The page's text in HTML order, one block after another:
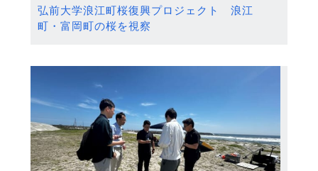
弘前大学浪江町桜復興プロジェクト 浪江
町・富岡町の桜を視察